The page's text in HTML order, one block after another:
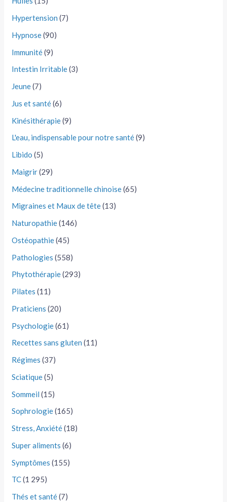
Hypertension (7)
Hypnose(90)
Immunité(9)
Intestin Irritable(3)
Jeune(7)
Jus et santé(6)
Kinésithérapie(9)
L'eau, indispensable pour notre santé(9)
Libido (5)
Maigrir(29)
Médecine traditionnelle chinoise(65)
Migraines et Maux de tête(13)
Naturopathie(146)
Ostéopathie(45)
Pathologies (558)
Phytothérapie(293)
Pilates (11)
Praticiens (20)
Psychologie(61)
Recettes sans gluten (11)
Régimes (37)
Sciatique(5)
Sommeil (15)
Sophrologie(165)
Stress, Anxiété(18)
Super aliments (6)
Symptômes (155)
TC(1 295)
Thés et santé(7)